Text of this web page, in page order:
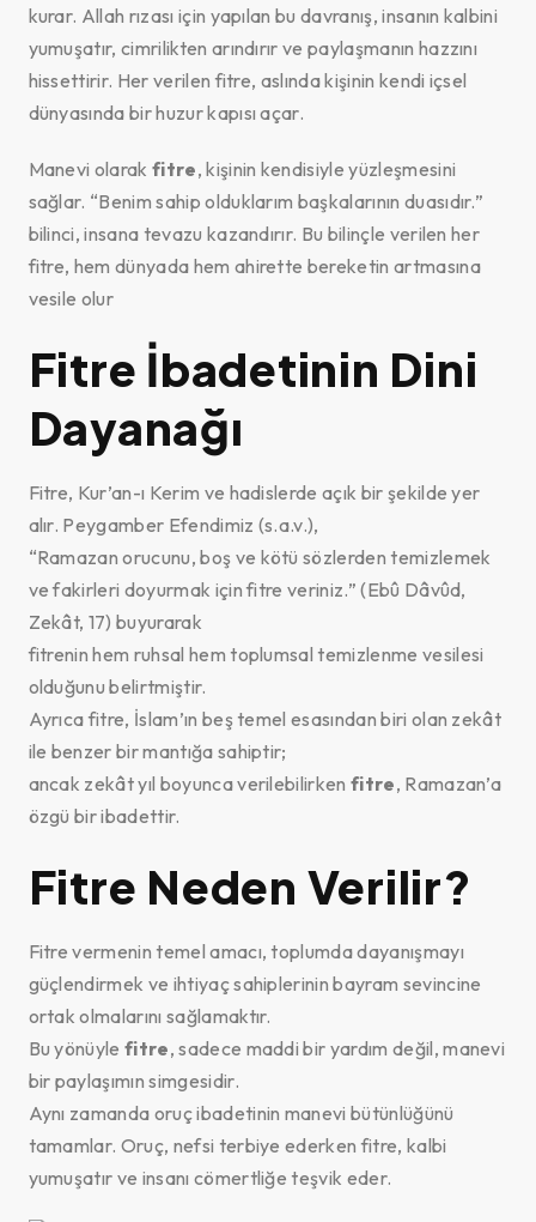
kurar. Allah rızası için yapılan bu davranış, insanın kalbini
yumuşatır, cimrilikten arındırır ve paylaşmanın hazzını
hissettirir. Her verilen fitre, aslında kişinin kendi içsel
dünyasında bir huzur kapısı açar.
Manevi olarak fitre, kişinin kendisiyle yüzleşmesini
sağlar. “Benim sahip olduklarım başkalarının duasıdır.”
bilinci, insana tevazu kazandırır. Bu bilinçle verilen her
fitre, hem dünyada hem ahirette bereketin artmasına
vesile olur
Fitre İbadetinin Dini
Dayanağı
Fitre, Kur’an-ı Kerim ve hadislerde açık bir şekilde yer
alır. Peygamber Efendimiz (s.a.v.),
“Ramazan orucunu, boş ve kötü sözlerden temizlemek
ve fakirleri doyurmak için fitre veriniz.” (Ebû Dâvûd,
Zekât, 17) buyurarak
fitrenin hem ruhsal hem toplumsal temizlenme vesilesi
olduğunu belirtmiştir.
Ayrıca fitre, İslam’ın beş temel esasından biri olan zekât
ile benzer bir mantığa sahiptir;
ancak zekât yıl boyunca verilebilirken fitre, Ramazan’a
özgü bir ibadettir.
Fitre Neden Verilir?
Fitre vermenin temel amacı, toplumda dayanışmayı
güçlendirmek ve ihtiyaç sahiplerinin bayram sevincine
ortak olmalarını sağlamaktır.
Bu yönüylefitre, sadece maddi bir yardım değil, manevi
bir paylaşımın simgesidir.
Aynı zamanda oruç ibadetinin manevi bütünlüğünü
tamamlar. Oruç, nefsi terbiye ederken fitre, kalbi
yumuşatır ve insanı cömertliğe teşvik eder.